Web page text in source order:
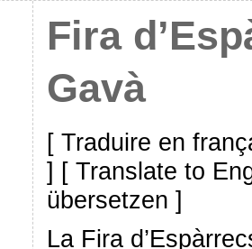
Fira
Gavà
[ Traduire en
] [ Translate to
übersetzen ]
La Fira